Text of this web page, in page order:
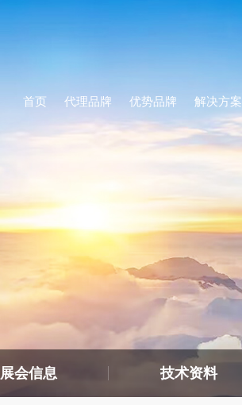
首页 代理品牌 优势品牌 解决方案
展会信息 技术资料